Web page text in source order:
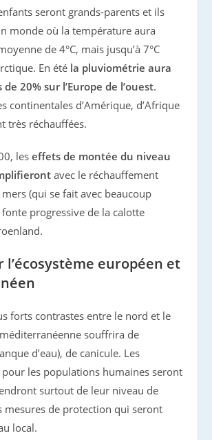
seront grands-parents et ils
monde où la température aura
de 4°C, mais jusqu’à 7°C
En été la pluviométrie aura
20% sur l’Europe de l’ouest.
continentales d’Amérique, d’Afrique
très réchauffées.
leseffets de montée du niveau
avec le réchauffement
(qui se fait avec beaucoup
fonte progressive de la calotte
l’écosystème européen et
forts contrastes entre le nord et le
souffrira de
d’eau), de canicule. Les
pour les populations humaines seront
surtout de leur niveau de
mesures de protection qui seront
local.